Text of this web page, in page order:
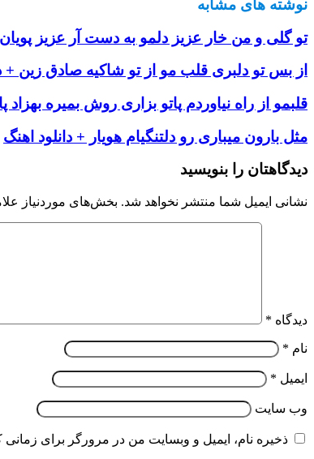
نوشته های مشابه
تو گلی و من خار عزیز دلمو به دست آر عزیز پویان
از بس تو دلبری قلب مو از تو شاکیه صادق زین +
قلبمو از راه نیاوردم پاتو بزاری روش بمیره بهزاد
مثل بارون میباری رو دلتنگیام هویار + دانلود اهنگ
دیدگاهتان را بنویسید
نشانی ایمیل شما منتشر نخواهد شد. بخش‌های موردنیاز
دیدگاه *
نام *
ایمیل *
وب‌ سایت
ذخیره نام، ایمیل و وبسایت من در مرورگر برای